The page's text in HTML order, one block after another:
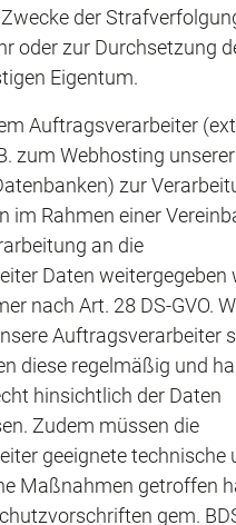
der
oder zur Durchsetzung
Eigentum.
Auftragsverarbeiter
zum Webhosting unserer
zur
im Rahmen einer
an die
Daten weitergegeben
nach Art. 28 DS-GVO.
Auftragsverarbeiter
diese regelmäßig und
hinsichtlich der Daten
Zudem müssen die
geeignete technische
Maßnahmen getroffen
gem.